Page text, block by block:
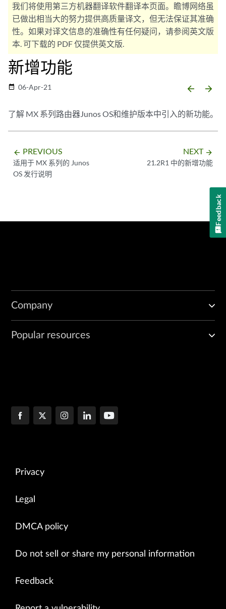
我们将使用第三方机器翻译软件翻译本页面。瞻博网络虽
已做出相当大的努力提供高质量译文，但无法保证其准确
性。如果对译文信息的准确性有任何疑问，请参阅英文版
本. 可下载的 PDF 仅提供英文版.
新增功能
date_range 06-Apr-21 arrow_backward arrow_forward
了解 MX 系列路由器Junos OS和维护版本中引入的新功能。
arrow_backward PREVIOUS
适用于 MX 系列的 Junos
OS 发行说明
NEXT arrow_forward
21.2R1 中的新增功能
Company
Popular resources
Privacy
Legal
DMCA policy
Do not sell or share my personal information
Feedback
Feedback